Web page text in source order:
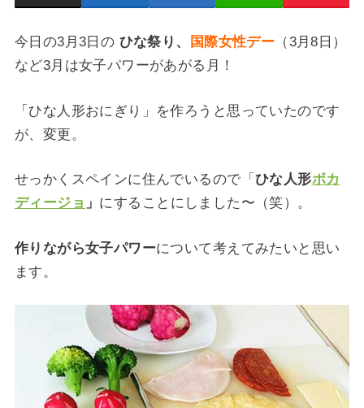
今日の3月3日の ひな祭り、 国際女性デー （3月8日）
など3月は女子パワーがあがる月！
「ひな人形おにぎり」を作ろうと思っていたのです
が、変更。
せっかくスペインに住んでいるので「 ひな人形ボカ
ディージョ 」 にすることにしました〜（笑）。
作りながら女子パワーについて考えてみたいと思い
ます。